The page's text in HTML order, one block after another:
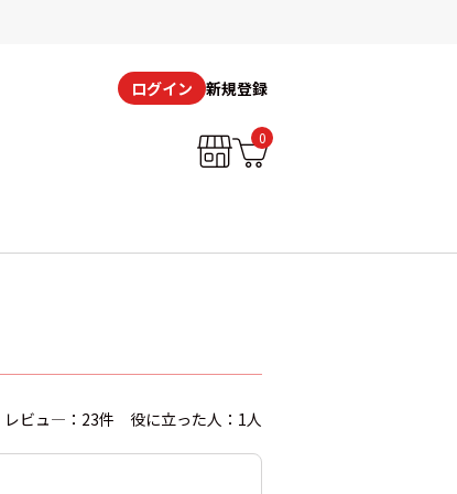
ログイン 新規登録
0
レビュ―：23件 役に立った人：1人